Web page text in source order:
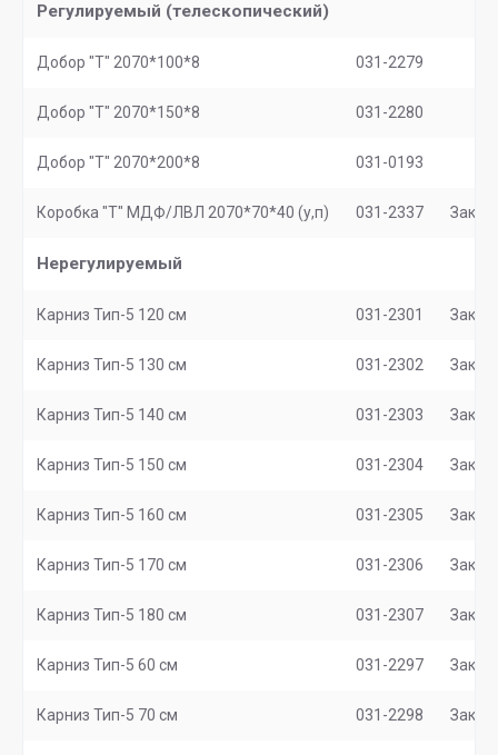
Регулируемый (телескопический)
Добор "Т" 2070*100*8 031-2279
Добор "Т" 2070*150*8 031-2280
Добор "Т" 2070*200*8 031-0193
Коробка "Т" МДФ/ЛВЛ 2070*70*40 (у,п) 031-2337 Заказ
Нерегулируемый
Карниз Тип-5 120 см 031-2301 Заказ
Карниз Тип-5 130 см 031-2302 Заказ
Карниз Тип-5 140 см 031-2303 Заказ
Карниз Тип-5 150 см 031-2304 Заказ
Карниз Тип-5 160 см 031-2305 Заказ
Карниз Тип-5 170 см 031-2306 Заказ
Карниз Тип-5 180 см 031-2307 Заказ
Карниз Тип-5 60 см 031-2297 Заказ
Карниз Тип-5 70 см 031-2298 Заказ